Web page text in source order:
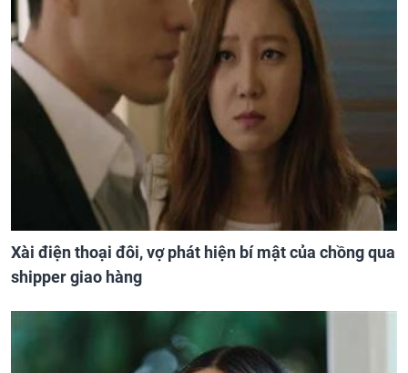
Xài điện thoại đôi, vợ phát hiện bí mật của chồng qua
shipper giao hàng